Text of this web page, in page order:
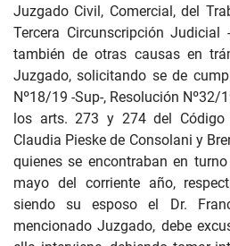
Juzgado Civil, Comercial, del
Tercera Circunscripción
también de otras causas en
Juzgado, solicitando se de
Nº18/19 -Sup-, Resolución
los arts. 273 y 274 del Código
Claudia Pieske de Consolani y
quienes se encontraban en
mayo del corriente año,
siendo su esposo el Dr.
mencionado Juzgado, debe